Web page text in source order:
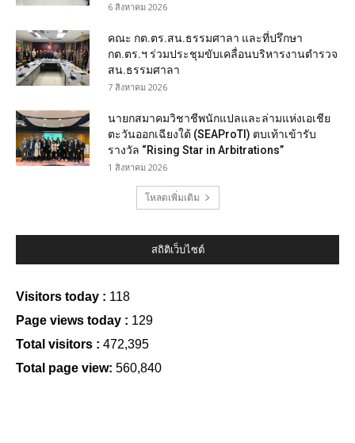
6 สิงหาคม 2026
คณะ กต.ตร.สน.ธรรมศาลา และที่ปรึกษา
กต.ตร.ฯ ร่วมประชุมขับเคลื่อนบริหารงานตำรวจ
สน.ธรรมศาลา
7 สิงหาคม 2026
นายกสมาคมวิชาชีพนักแปลและล่ามแห่งเอเชีย
ตะวันออกเฉียงใต้ (SEAProTI) ตบเท้าเข้ารับ
รางวัล “Rising Star in Arbitrations”
1 สิงหาคม 2026
โหลดเพิ่มเติม
สถิติเว็บไซต์
Visitors today : 118
Page views today : 129
Total visitors : 472,395
Total page view: 560,840